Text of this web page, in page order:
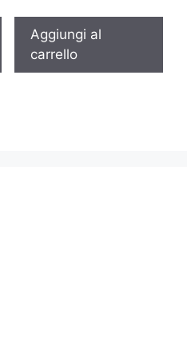
Aggiungi al
carrello